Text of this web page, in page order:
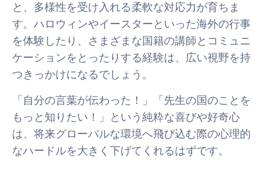
と、多様性を受け入れる柔軟な対応力が育ちま
す。ハロウィンやイースターといった海外の行事
を体験したり、さまざまな国籍の講師とコミュニ
ケーションをとったりする経験は、広い視野を持
つきっかけになるでしょう。
「自分の言葉が伝わった！」「先生の国のことを
もっと知りたい！」という純粋な喜びや好奇心
は、将来グローバルな環境へ飛び込む際の心理的
なハードルを大きく下げてくれるはずです。